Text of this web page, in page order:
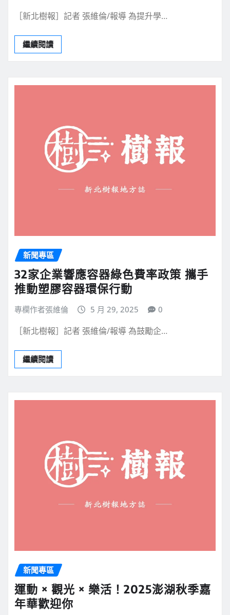
［新北樹報］記者 張維倫/報導 為提升學…
繼續閱讀
新聞專區
32家企業響應容器綠色費率政策 攜手
推動塑膠容器環保行動
專欄作者張維倫 5 月 29, 2025 0
［新北樹報］記者 張維倫/報導 為鼓勵企…
繼續閱讀
新聞專區
運動 × 觀光 × 樂活！2025澎湖秋季嘉
年華歡迎你